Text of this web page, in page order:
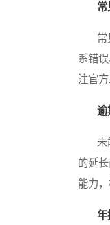
常
常见
系错
注官
逾
未能
的延
能力
年